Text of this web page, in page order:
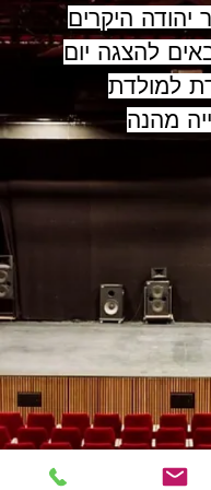
יהודה היקרים
להצגה יום
מהנה